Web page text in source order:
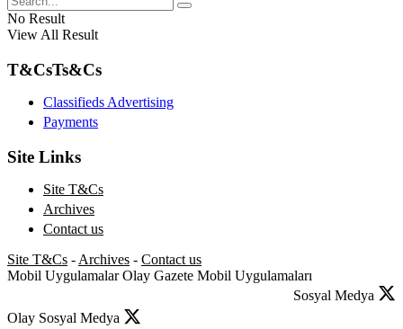
No Result
View All Result
T&CsTs&Cs
Classifieds Advertising
Payments
Site Links
Site T&Cs
Archives
Contact us
Site T&Cs - Archives - Contact us
Mobil Uygulamalar Olay Gazete Mobil Uygulamaları
Sosyal Medya
Olay Sosyal Medya